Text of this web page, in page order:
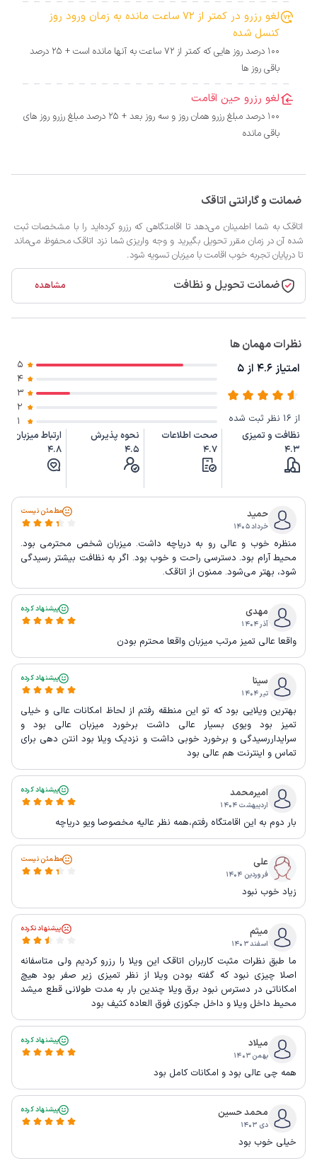
لغو رزرو در کمتر از 72 ساعت مانده به زمان ورود روز
کنسل شده
100 درصد روز هایی که کمتر از 72 ساعت به آنها مانده است + 25 درصد
باقی روز ها
لغو رزرو حین اقامت
100 درصد مبلغ رزرو همان روز و سه روز بعد + 25 درصد مبلغ رزرو روز های
باقی مانده
ضمانت و گارانتی اتاقک
اتاقک به شما اطمینان می‌دهد تا اقامتگاهی که رزرو کرده‌اید را با مشخصات ثبت
شده آن در زمان مقرر تحویل بگیرید و وجه واریزی شما نزد اتاقک محفوظ می‌ماند
تا درپایان تجربه خوب اقامت با میزبان تسویه شود.
ضمانت تحویل و نظافت مشاهده
نظرات مهمان ها
امتیاز 4.6 از 5
از 16 نظر ثبت شده
5
4
3
2
1
نظافت و تمیزی
4.3
صحت اطلاعات
4.7
نحوه پذیرش
4.5
ارتباط میزبان
4.8
حمید
خرداد ۱۴۰۵
مطمئن نیست
منظره خوب و عالی رو به دریاچه داشت. میزبان شخص محترمی بود.
محیط آرام بود. دسترسی راحت و خوب بود. اگر به نظافت بیشتر رسیدگی
شود، بهتر می‌شود. ممنون از اتاقک.
مهدی
آذر ۱۴۰۴
پیشنهاد کرده
واقعا عالی تمیز مرتب میزبان واقعا محترم بودن
سینا
تیر ۱۴۰۴
پیشنهاد کرده
بهترین ویلایی بود که تو این منطقه رفتم از لحاظ امکانات عالی و خیلی
تمیز بود ویوی بسیار عالی داشت برخورد میزبان عالی بود و
سرایداررسیدگی و برخورد خوبی داشت و نزدیک ویلا بود انتن دهی برای
تماس و اینترنت هم عالی بود
امیرمحمد
اردیبهشت ۱۴۰۴
پیشنهاد کرده
بار دوم به این اقامتگاه رفتم،همه نظر عالیه مخصوصا ویو دریاچه
علی
فروردین ۱۴۰۴
مطمئن نیست
زیاد خوب نبود
میثم
اسفند ۱۴۰۳
پیشنهاد نکرده
ما طبق نظرات مثبت کاربران اتاقک این ویلا را رزرو کردیم ولی متاسفانه
اصلا چیزی نبود که گفته بودن ویلا از نظر تمیزی زیر صفر بود هیچ
امکاناتی در دسترس نبود برق ویلا چندین بار به مدت طولانی قطع میشد
محیط داخل ویلا و داخل جکوزی فوق العاده کثیف بود
میلاد
بهمن ۱۴۰۳
پیشنهاد کرده
همه چی عالی بود و امکانات کامل بود
محمد حسین
دی ۱۴۰۳
پیشنهاد کرده
خیلی خوب بود